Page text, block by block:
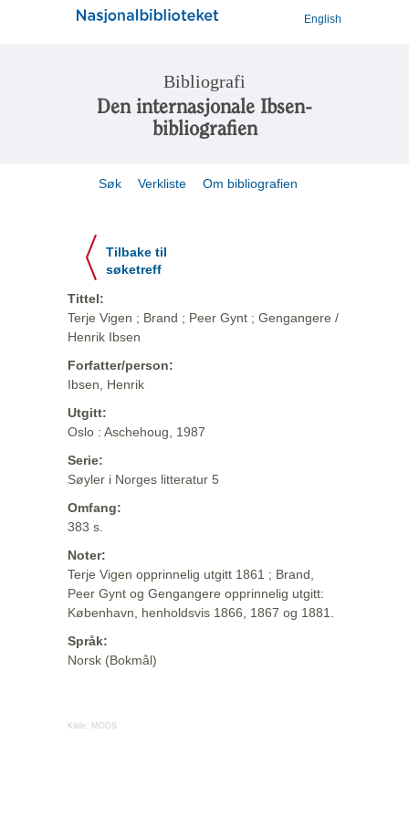
English
Bibliografi
Den internasjonale Ibsen-
bibliografien
Søk Verkliste Om bibliografien
Tilbake til
søketreff
Tittel:
Terje Vigen ; Brand ; Peer Gynt ; Gengangere /
Henrik Ibsen
Forfatter/person:
Ibsen, Henrik
Utgitt:
Oslo : Aschehoug, 1987
Serie:
Søyler i Norges litteratur 5
Omfang:
383 s.
Noter:
Terje Vigen opprinnelig utgitt 1861 ; Brand,
Peer Gynt og Gengangere opprinnelig utgitt:
København, henholdsvis 1866, 1867 og 1881.
Språk:
Norsk (Bokmål)
Kilde: MODS